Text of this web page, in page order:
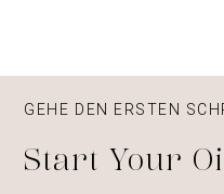
GEHE DEN ERSTEN
Start Your